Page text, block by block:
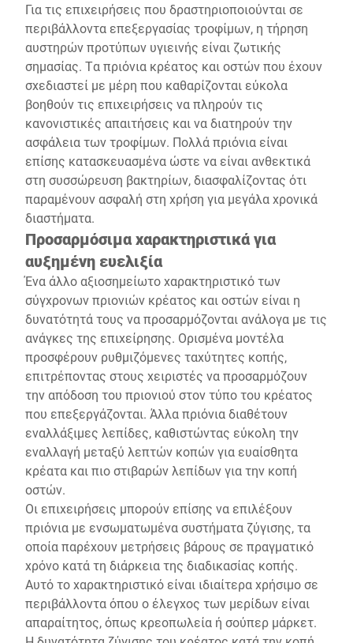
Για τις επιχειρήσεις που δραστηριοποιούνται σε
περιβάλλοντα επεξεργασίας τροφίμων, η τήρηση
αυστηρών προτύπων υγιεινής είναι ζωτικής
σημασίας. Τα πριόνια κρέατος και οστών που έχουν
σχεδιαστεί με μέρη που καθαρίζονται εύκολα
βοηθούν τις επιχειρήσεις να πληρούν τις
κανονιστικές απαιτήσεις και να διατηρούν την
ασφάλεια των τροφίμων. Πολλά πριόνια είναι
επίσης κατασκευασμένα ώστε να είναι ανθεκτικά
στη συσσώρευση βακτηρίων, διασφαλίζοντας ότι
παραμένουν ασφαλή στη χρήση για μεγάλα χρονικά
διαστήματα.
Προσαρμόσιμα χαρακτηριστικά για
αυξημένη ευελιξία
Ένα άλλο αξιοσημείωτο χαρακτηριστικό των
σύγχρονων πριονιών κρέατος και οστών είναι η
δυνατότητά τους να προσαρμόζονται ανάλογα με τις
ανάγκες της επιχείρησης. Ορισμένα μοντέλα
προσφέρουν ρυθμιζόμενες ταχύτητες κοπής,
επιτρέποντας στους χειριστές να προσαρμόζουν
την απόδοση του πριονιού στον τύπο του κρέατος
που επεξεργάζονται. Άλλα πριόνια διαθέτουν
εναλλάξιμες λεπίδες, καθιστώντας εύκολη την
εναλλαγή μεταξύ λεπτών κοπών για ευαίσθητα
κρέατα και πιο στιβαρών λεπίδων για την κοπή
οστών.
Οι επιχειρήσεις μπορούν επίσης να επιλέξουν
πριόνια με ενσωματωμένα συστήματα ζύγισης, τα
οποία παρέχουν μετρήσεις βάρους σε πραγματικό
χρόνο κατά τη διάρκεια της διαδικασίας κοπής.
Αυτό το χαρακτηριστικό είναι ιδιαίτερα χρήσιμο σε
περιβάλλοντα όπου ο έλεγχος των μερίδων είναι
απαραίτητος, όπως κρεοπωλεία ή σούπερ μάρκετ.